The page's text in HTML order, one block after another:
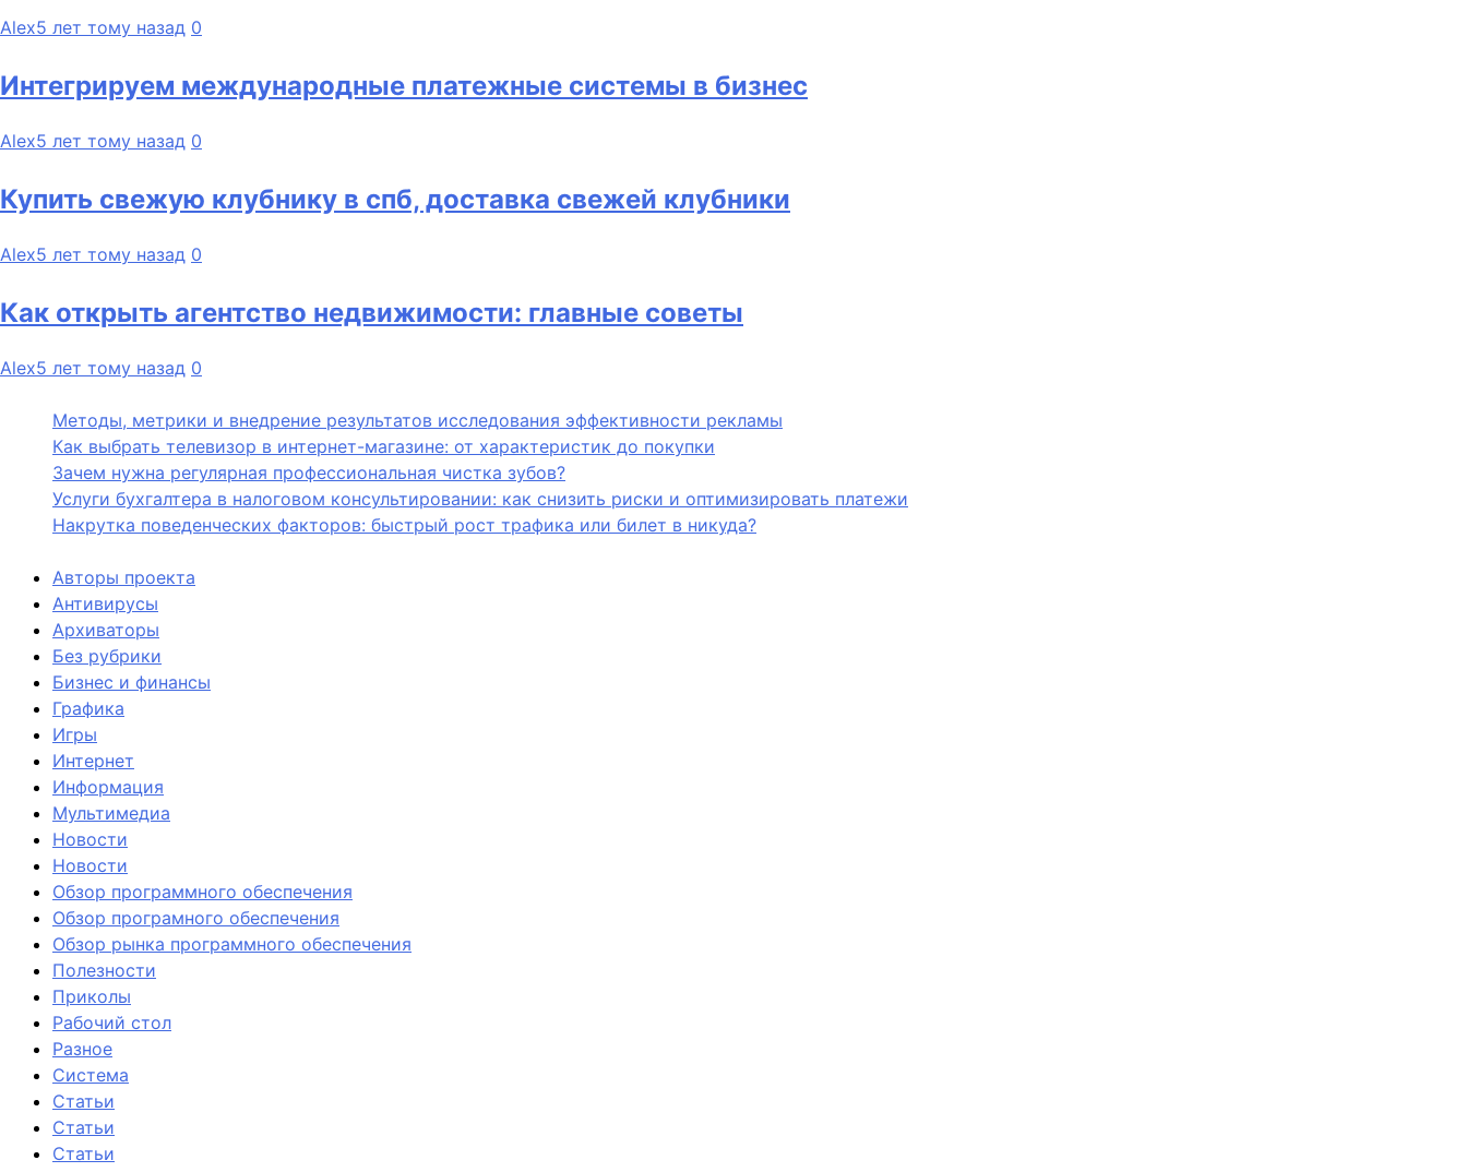
Alex5 лет тому назад 0
Интегрируем международные платежные системы в бизнес
Alex5 лет тому назад 0
Купить свежую клубнику в спб, доставка свежей клубники
Alex5 лет тому назад 0
Как открыть агентство недвижимости: главные советы
Alex5 лет тому назад 0
Методы, метрики и внедрение результатов исследования эффективности рекламы
Как выбрать телевизор в интернет-магазине: от характеристик до покупки
Зачем нужна регулярная профессиональная чистка зубов?
Услуги бухгалтера в налоговом консультировании: как снизить риски и оптимизировать платежи
Накрутка поведенческих факторов: быстрый рост трафика или билет в никуда?
Авторы проекта
Антивирусы
Архиваторы
Без рубрики
Бизнес и финансы
Графика
Игры
Интернет
Информация
Мультимедиа
Новости
Новости
Обзор программного обеспечения
Обзор програмного обеспечения
Обзор рынка программного обеспечения
Полезности
Приколы
Рабочий стол
Разное
Система
Статьи
Статьи
Статьи